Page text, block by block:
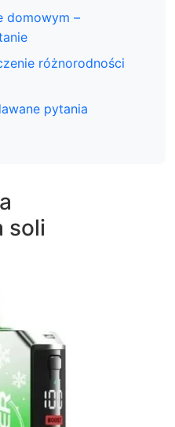
domowym –
różnorodności
pytania
soli